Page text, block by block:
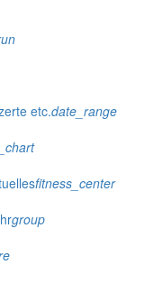
etc.date_range
fitness_center
group